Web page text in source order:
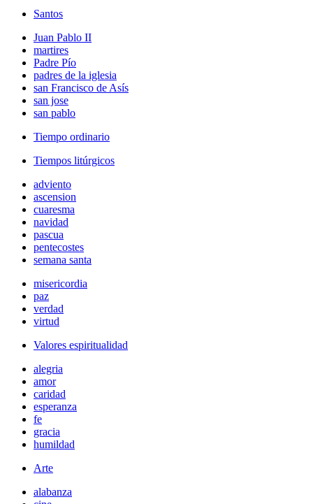
Santos
Juan Pablo II
martires
Padre Pío
padres de la iglesia
san Francisco de Asís
san jose
san pablo
Tiempo ordinario
Tiempos litúrgicos
adviento
ascension
cuaresma
navidad
pascua
pentecostes
semana santa
misericordia
paz
verdad
virtud
Valores espiritualidad
alegria
amor
caridad
esperanza
fe
gracia
humildad
Arte
alabanza